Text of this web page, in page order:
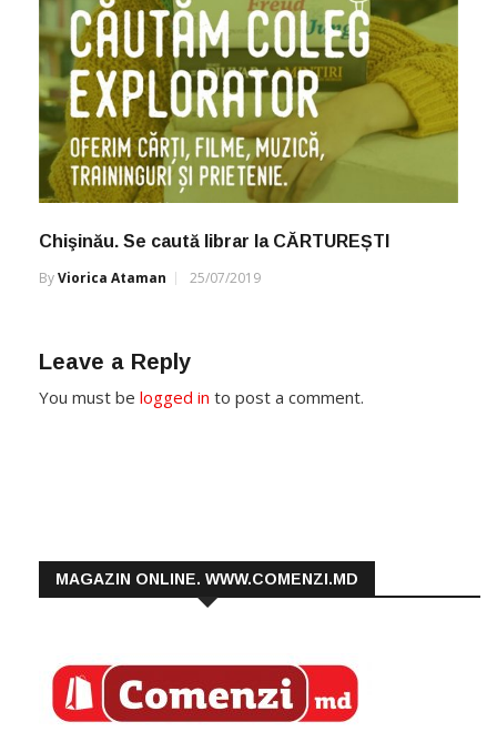
Chişinău. Se caută librar la CĂRTUREȘTI
ByViorica Ataman 25/07/2019
Leave a Reply
You must be logged in to post a comment.
MAGAZIN ONLINE. WWW.COMENZI.MD